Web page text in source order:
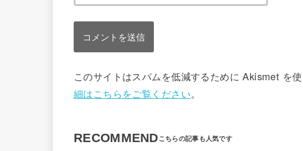
このサイトはスパムを低減するために Akismet を使
細はこちらをご覧ください。
RECOMMEND